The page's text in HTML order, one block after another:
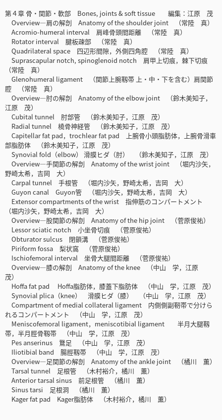
第４章 骨・関節・軟部 Bones, joints & soft tissue 編集：江原 茂
Overview―肩の解剖 Anatomy of the shoulder joint （常陸 真）
Acromio-humeral interval 肩峰骨頭間距離 （常陸 真）
Rotator interval 腱板疎部 （常陸 真）
Quadrilateral space 四辺形間隙，外側四角腔 （常陸 真）
Suprascapular notch, spinoglenoid notch 肩甲上切痕，棘下切痕
（常陸 真）
Glenohumeral ligament （関節上腕靱帯 上・中・下を含む）肩関節
腔 （常陸 真）
Overview―肘の解剖 Anatomy of the elbow joint （鈴木美知子，
江原 茂）
Cubital tunnel 肘部管 （鈴木美知子，江原 茂）
Radial tunnel 橈骨神経管 （鈴木美知子，江原 茂）
Capitellar fat pad，trochlear fat pad 上腕骨小頭脂肪体，上腕骨滑車
部脂肪体 （鈴木美知子，江原 茂）
Synovial fold（elbow） 滑膜ヒダ（肘） （鈴木美知子，江原 茂）
Overview―手関節の解剖 Anatomy of the wrist joint （堀内沙矢，
野崎太希，吉岡 大）
Carpal tunnel 手根管 （堀内沙矢，野崎太希，吉岡 大）
Guyon canal Guyon管 （堀内沙矢，野崎太希，吉岡 大）
Extensor compartments of the wrist 指伸筋のコンパートメント
（堀内沙矢，野崎太希，吉岡 大）
Overview―股関節の解剖 Anatomy of the hip joint （菅原俊祐）
Lessor sciatic notch 小坐骨切痕 （菅原俊祐）
Obturator sulcus 閉鎖溝 （菅原俊祐）
Piriform fossa 梨状窩 （菅原俊祐）
Ischiofemoral interval 坐骨大腿間距離 （菅原俊祐）
Overview―膝の解剖 Anatomy of the knee （中山 学，江原
茂）
Hoffa fat pad Hoffa脂肪体，膝蓋下脂肪体 （中山 学，江原 茂）
Synovial plica（knee） 滑膜ヒダ（膝） （中山 学，江原 茂）
Compartment of medial collateral ligament 内側側副靭帯で分けら
れるコンパートメント （中山 学，江原 茂）
Meniscofemoral ligament，meniscotibial ligament 半月大腿靱
帯，半月脛骨靱帯 （中山 学，江原 茂）
Pes anserinus 鵞足 （中山 学，江原 茂）
Iliotibial band 腸脛靱帯 （中山 学，江原 茂）
Overview―足関節の解剖 Anatomy of the ankle joint （橘川 薫）
Tarsal tunnel 足根管 （木村裕介，橘川 薫）
Anterior tarsal sinus 前足根管 （橘川 薫）
Sinus tarsi 足根洞 （橘川 薫）
Kager fat pad Kager脂肪体 （木村裕介，橘川 薫）